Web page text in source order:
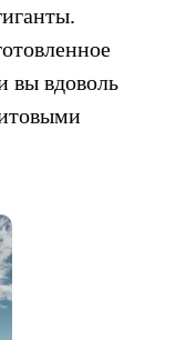
вы вдоволь